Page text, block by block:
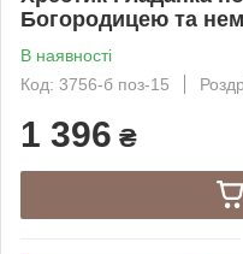
Богородицею та
В наявності
Код: 3756-б поз-15
1 396 ₴